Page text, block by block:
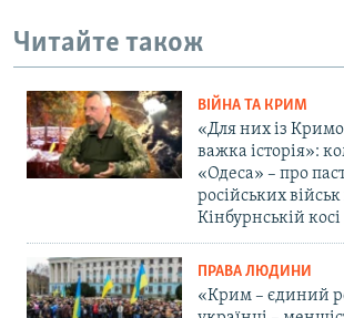
Читайте також
ВІЙНА ТА КРИМ
«Для них із
важка історія»:
«Одеса» – про
російських
Кінбурнській косі
ПРАВА ЛЮДИНИ
«Крим – єдиний